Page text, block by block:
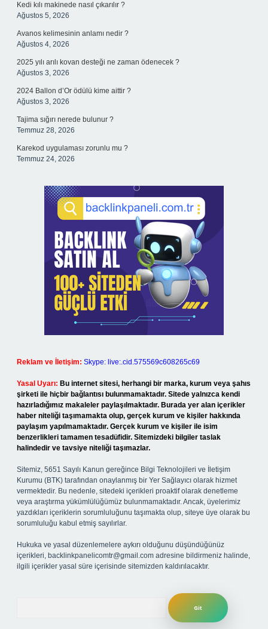
Kedi kılı makinede nasıl çıkarılır ?
Ağustos 5, 2026
Avanos kelimesinin anlamı nedir ?
Ağustos 4, 2026
2025 yılı arılı kovan desteği ne zaman ödenecek ?
Ağustos 3, 2026
2024 Ballon d’Or ödülü kime aittir ?
Ağustos 3, 2026
Tajima sığırı nerede bulunur ?
Temmuz 28, 2026
Karekod uygulaması zorunlu mu ?
Temmuz 24, 2026
Reklam ve İletişim: Skype: live:.cid.575569c608265c69
Yasal Uyarı: Bu internet sitesi, herhangi bir marka, kurum veya şahıs
şirketi ile hiçbir bağlantısı bulunmamaktadır. Sitede yalnızca kendi
hazırladığımız makaleler paylaşılmaktadır. Burada yer alan içerikler
haber niteliği taşımamakta olup, gerçek kurum ve kişiler hakkında
paylaşım yapılmamaktadır. Gerçek kurum ve kişiler ile isim
benzerlikleri tamamen tesadüfidir. Sitemizdeki bilgiler taslak
halindedir ve tavsiye niteliği taşımazlar.
Sitemiz, 5651 Sayılı Kanun gereğince Bilgi Teknolojileri ve İletişim
Kurumu (BTK) tarafından onaylanmış bir Yer Sağlayıcı olarak hizmet
vermektedir. Bu nedenle, sitedeki içerikleri proaktif olarak denetleme
veya araştırma yükümlülüğümüz bulunmamaktadır. Ancak, üyelerimiz
yazdıkları içeriklerin sorumluluğunu taşımakta olup, siteye üye olarak bu
sorumluluğu kabul etmiş sayılırlar.
Hukuka ve yasal düzenlemelere aykırı olduğunu düşündüğünüz
içerikleri, backlinkpanelicomtr@gmail.com adresine bildirmeniz halinde,
ilgili içerikler yasal süre içerisinde sitemizden kaldırılacaktır.